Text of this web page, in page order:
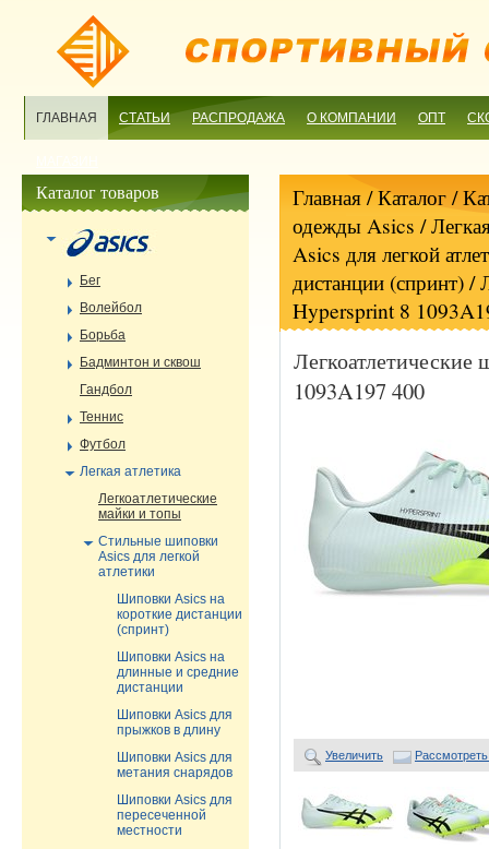
ГЛАВНАЯ СТАТЬИ РАСПРОДАЖА О КОМПАНИИ ОПТ
Главная/ Каталог /
одежды Asics /
Asics для легкой
дистанции (спринт)/
Hypersprint 8
1093A197 400
Увеличить
Каталог товаров
Бег
Волейбол
Борьба
Бадминтон и сквош
Гандбол
Теннис
Футбол
Легкая атлетика
Легкоатлетические
майки и топы
Стильные шиповки
Asics для легкой
атлетики
Шиповки Asics на
короткие дистанции
(спринт)
Шиповки Asics на
длинные и средние
дистанции
Шиповки Asics для
прыжков в длину
Шиповки Asics для
метания снарядов
Шиповки Asics для
пересеченной
местности